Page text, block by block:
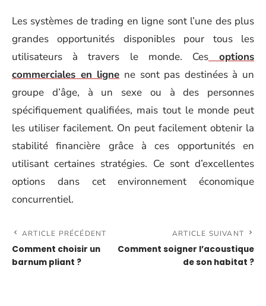
Les systèmes de trading en ligne sont l’une des plus
grandes opportunités disponibles pour tous les
utilisateurs à travers le monde. Cesoptions
commerciales en ligne ne sont pas destinées à un
groupe d’âge, à un sexe ou à des personnes
spécifiquement qualifiées, mais tout le monde peut
les utiliser facilement. On peut facilement obtenir la
stabilité financière grâce à ces opportunités en
utilisant certaines stratégies. Ce sont d’excellentes
options dans cet environnement économique
concurrentiel.
ARTICLE PRÉCÉDENT
Comment choisir un
barnum pliant ?
ARTICLE SUIVANT
Comment soigner l’acoustique
de son habitat ?